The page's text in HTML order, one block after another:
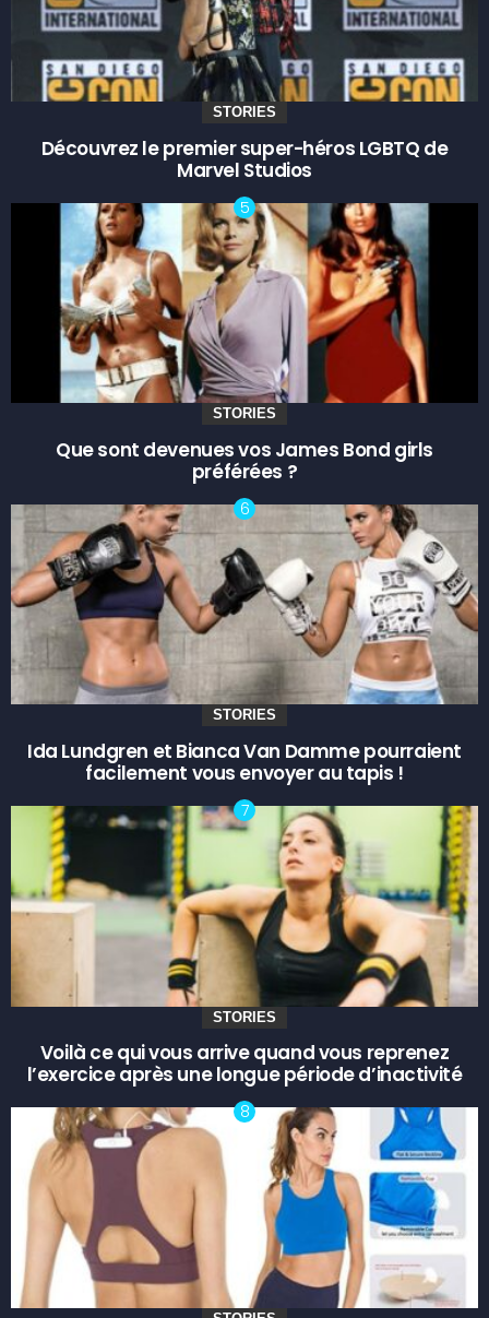
STORIES
Découvrez le premier super-héros LGBTQ de
Marvel Studios
STORIES
Que sont devenues vos James Bond girls
préférées ?
STORIES
Ida Lundgren et Bianca Van Damme pourraient
facilement vous envoyer au tapis !
STORIES
Voilà ce qui vous arrive quand vous reprenez
l’exercice après une longue période d’inactivité